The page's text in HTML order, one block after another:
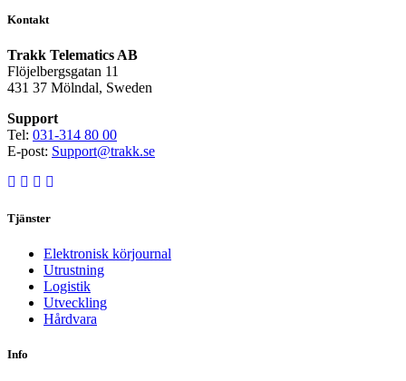
Kontakt
Trakk Telematics AB
Flöjelbergsgatan 11
431 37 Mölndal, Sweden
Support
Tel: 031-314 80 00
E-post: Support@trakk.se
Tjänster
Elektronisk körjournal
Utrustning
Logistik
Utveckling
Hårdvara
Info